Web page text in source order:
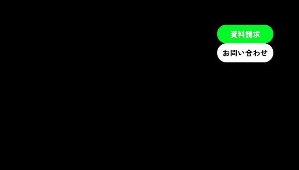
資料請求
お問い合わせ